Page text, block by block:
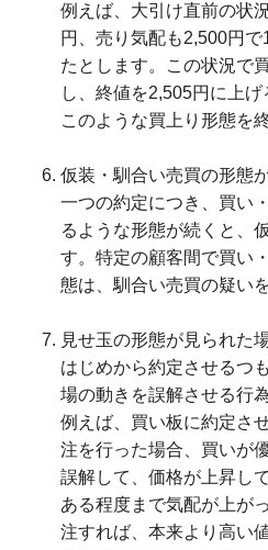
例えば、大引け直前の状
円、売り気配も2,500円
たとします。この状況で
し、終値を2,505円に上げ
このような買上り形態を
仮装・馴合い売買の形態
一つの約定につき、買い
るような形態が続くと、
す。特定の顧客間で買い
態は、馴合い売買の疑い
見せ玉の形態が見られた
はじめから約定させるつ
場の動きを誤解させる行為
例えば、買い板に約定さ
注を行った場合、買いが
誤解して、価格が上昇し
ある程度まで気配が上が
注すれば、本来より高い